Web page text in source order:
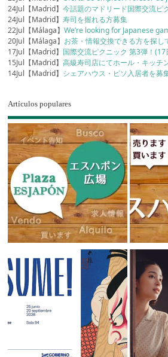
24Jul【Madrid】今話題のマドリード国際交流ピ
24Jul【Madrid】寿司を握れる方募集
22Jul【Málaga】We’re looking for Japanese
20Jul【Málaga】 お茶・情報交換できる方を探し
17Jul【Madrid】 国際交流ピクニック 第3弾！(17
15Jul【Madrid】高級寿司店にてホール・キッチ
14Jul【Madrid】 シェアハウス・ピソ入居者を募
Artículos populares